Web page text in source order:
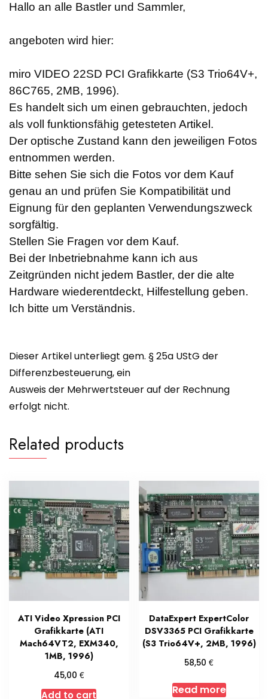
Hallo an alle Bastler und Sammler,
angeboten wird hier:
miro VIDEO 22SD PCI Grafikkarte (S3 Trio64V+,
86C765, 2MB, 1996).
Es handelt sich um einen gebrauchten, jedoch
als voll funktionsfähig getesteten Artikel.
Der optische Zustand kann den jeweiligen Fotos
entnommen werden.
Bitte sehen Sie sich die Fotos vor dem Kauf
genau an und prüfen Sie Kompatibilität und
Eignung für den geplanten Verwendungszweck
sorgfältig.
Stellen Sie Fragen vor dem Kauf.
Bei der Inbetriebnahme kann ich aus
Zeitgründen nicht jedem Bastler, der die alte
Hardware wiederentdeckt, Hilfestellung geben.
Ich bitte um Verständnis.
Dieser Artikel unterliegt gem. § 25a UStG der
Differenzbesteuerung, ein
Ausweis der Mehrwertsteuer auf der Rechnung
erfolgt nicht.
Related products
ATI Video Xpression PCI
Grafikkarte (ATI
Mach64VT2, EXM340,
1MB, 1996)
45,00 €
Add to cart
DataExpert ExpertColor
DSV3365 PCI Grafikkarte
(S3 Trio64V+, 2MB, 1996)
58,50€
Read more